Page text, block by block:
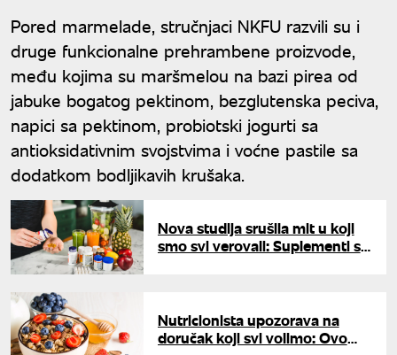
Pored marmelade, stručnjaci NKFU razvili su i
druge funkcionalne prehrambene proizvode,
među kojima su maršmelou na bazi pirea od
jabuke bogatog pektinom, bezglutenska peciva,
napici sa pektinom, probiotski jogurti sa
antioksidativnim svojstvima i voćne pastile sa
dodatkom bodljikavih krušaka.
Nova studija srušila mit u koji
smo svi verovali: Suplementi su
Nutricionista upozorava na
doručak koji svi volimo: Ovo